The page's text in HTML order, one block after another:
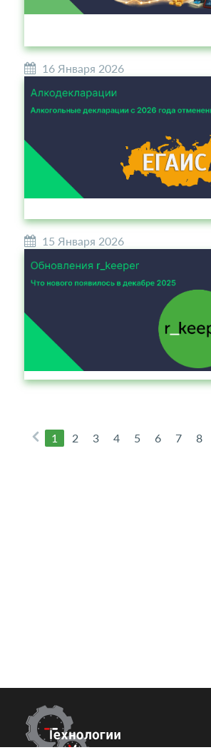
16 Января 2026
15 Января 2026
1 2 3 4 5 6 7 8